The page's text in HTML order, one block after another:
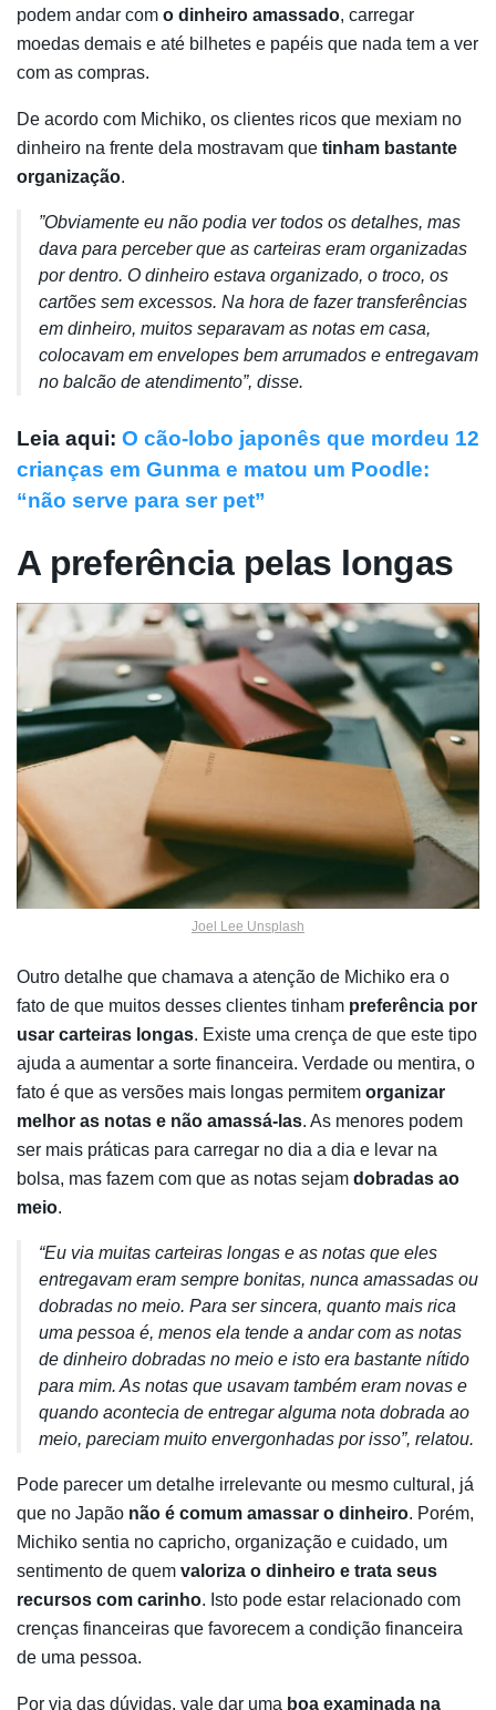
podem andar com o dinheiro amassado, carregar
moedas demais e até bilhetes e papéis que nada tem a ver
com as compras.
De acordo com Michiko, os clientes ricos que mexiam no
dinheiro na frente dela mostravam que tinham bastante
organização.
”Obviamente eu não podia ver todos os detalhes, mas
dava para perceber que as carteiras eram organizadas
por dentro. O dinheiro estava organizado, o troco, os
cartões sem excessos. Na hora de fazer transferências
em dinheiro, muitos separavam as notas em casa,
colocavam em envelopes bem arrumados e entregavam
no balcão de atendimento”, disse.
Leia aqui: O cão-lobo japonês que mordeu 12
crianças em Gunma e matou um Poodle:
“não serve para ser pet”
A preferência pelas longas
Joel Lee Unsplash
Outro detalhe que chamava a atenção de Michiko era o
fato de que muitos desses clientes tinham preferência por
usar carteiras longas. Existe uma crença de que este tipo
ajuda a aumentar a sorte financeira. Verdade ou mentira, o
fato é que as versões mais longas permitem organizar
melhor as notas e não amassá-las. As menores podem
ser mais práticas para carregar no dia a dia e levar na
bolsa, mas fazem com que as notas sejam dobradas ao
meio.
“Eu via muitas carteiras longas e as notas que eles
entregavam eram sempre bonitas, nunca amassadas ou
dobradas no meio. Para ser sincera, quanto mais rica
uma pessoa é, menos ela tende a andar com as notas
de dinheiro dobradas no meio e isto era bastante nítido
para mim. As notas que usavam também eram novas e
quando acontecia de entregar alguma nota dobrada ao
meio, pareciam muito envergonhadas por isso”, relatou.
Pode parecer um detalhe irrelevante ou mesmo cultural, já
que no Japão não é comum amassar o dinheiro. Porém,
Michiko sentia no capricho, organização e cuidado, um
sentimento de quem valoriza o dinheiro e trata seus
recursos com carinho. Isto pode estar relacionado com
crenças financeiras que favorecem a condição financeira
de uma pessoa.
Por via das dúvidas, vale dar uma boa examinada na